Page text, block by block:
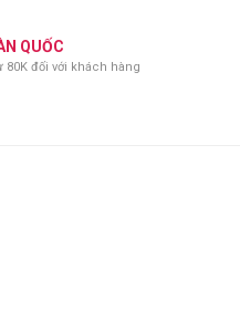
QUỐC
80K đối với khách hàng